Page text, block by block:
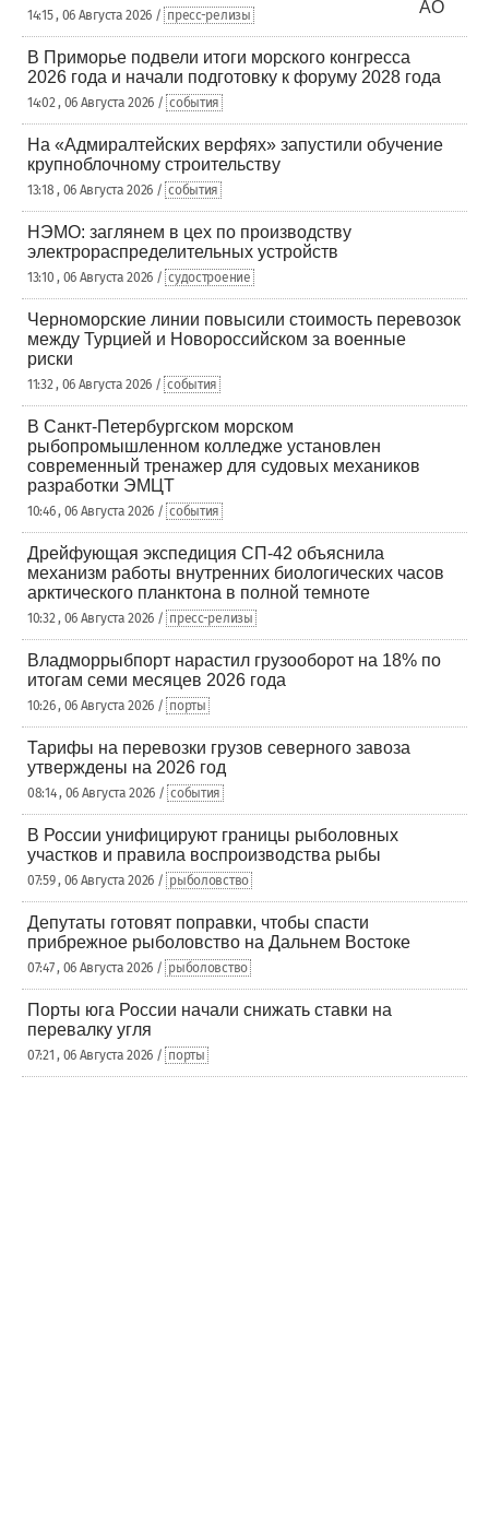
14:15 , 06 Августа 2026 / пресс-релизы
В Приморье подвели итоги морского конгресса
2026 года и начали подготовку к форуму 2028 года
14:02 , 06 Августа 2026 / события
На «Адмиралтейских верфях» запустили обучение
крупноблочному строительству
13:18 , 06 Августа 2026 / события
НЭМО: заглянем в цех по производству
электрораспределительных устройств
13:10 , 06 Августа 2026 / судостроение
Черноморские линии повысили стоимость перевозок
между Турцией и Новороссийском за военные
риски
11:32 , 06 Августа 2026 / события
В Санкт-Петербургском морском
рыбопромышленном колледже установлен
современный тренажер для судовых механиков
разработки ЭМЦТ
10:46 , 06 Августа 2026 / события
Дрейфующая экспедиция СП-42 объяснила
механизм работы внутренних биологических часов
арктического планктона в полной темноте
10:32 , 06 Августа 2026 / пресс-релизы
Владморрыбпорт нарастил грузооборот на 18% по
итогам семи месяцев 2026 года
10:26 , 06 Августа 2026 / порты
Тарифы на перевозки грузов северного завоза
утверждены на 2026 год
08:14 , 06 Августа 2026 / события
В России унифицируют границы рыболовных
участков и правила воспроизводства рыбы
07:59 , 06 Августа 2026 / рыболовство
Депутаты готовят поправки, чтобы спасти
прибрежное рыболовство на Дальнем Востоке
07:47 , 06 Августа 2026 / рыболовство
Порты юга России начали снижать ставки на
перевалку угля
07:21 , 06 Августа 2026 / порты